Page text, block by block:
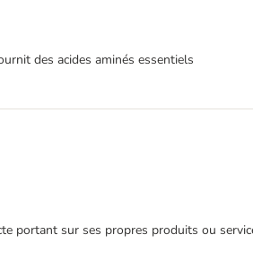
des acides aminés essentiels
portant sur ses propres produits ou